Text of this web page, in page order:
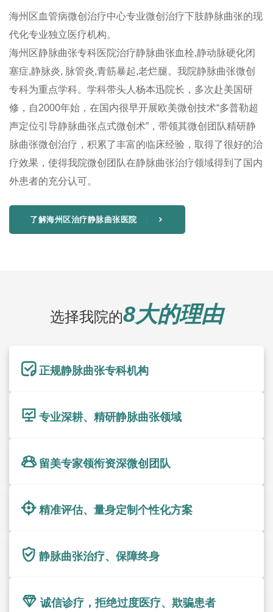
海州区血管病微创治疗中心专业微创治疗下肢静脉曲张的现
代化专业独立医疗机构。
海州区静脉曲张专科医院治疗静脉曲张血栓,静动脉硬化闭
塞症,静脉炎, 脉管炎,青筋暴起,老烂腿。我院静脉曲张微创
专科为重点学科。学科带头人杨本迅院长，多次赴美国研
修，自2000年始，在国内很早开展欧美微创技术“多普勒超
声定位引导静脉曲张点式微创术”，带领其微创团队精研静
脉曲张微创治疗，积累了丰富的临床经验，取得了很好的治
疗效果，使得我院微创团队在静脉曲张治疗领域得到了国内
外患者的充分认可。
了解海州区治疗静脉曲张医院
选择我院的8大的理由
正规静脉曲张专科机构
专业深耕、精研静脉曲张领域
留美专家领衔资深微创团队
精准评估、量身定制个性化方案
静脉曲张治疗、保障终身
诚信诊疗，拒绝过度医疗、欺骗患者